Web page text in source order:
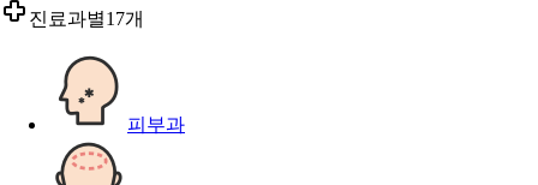
진료과별17개
피부과